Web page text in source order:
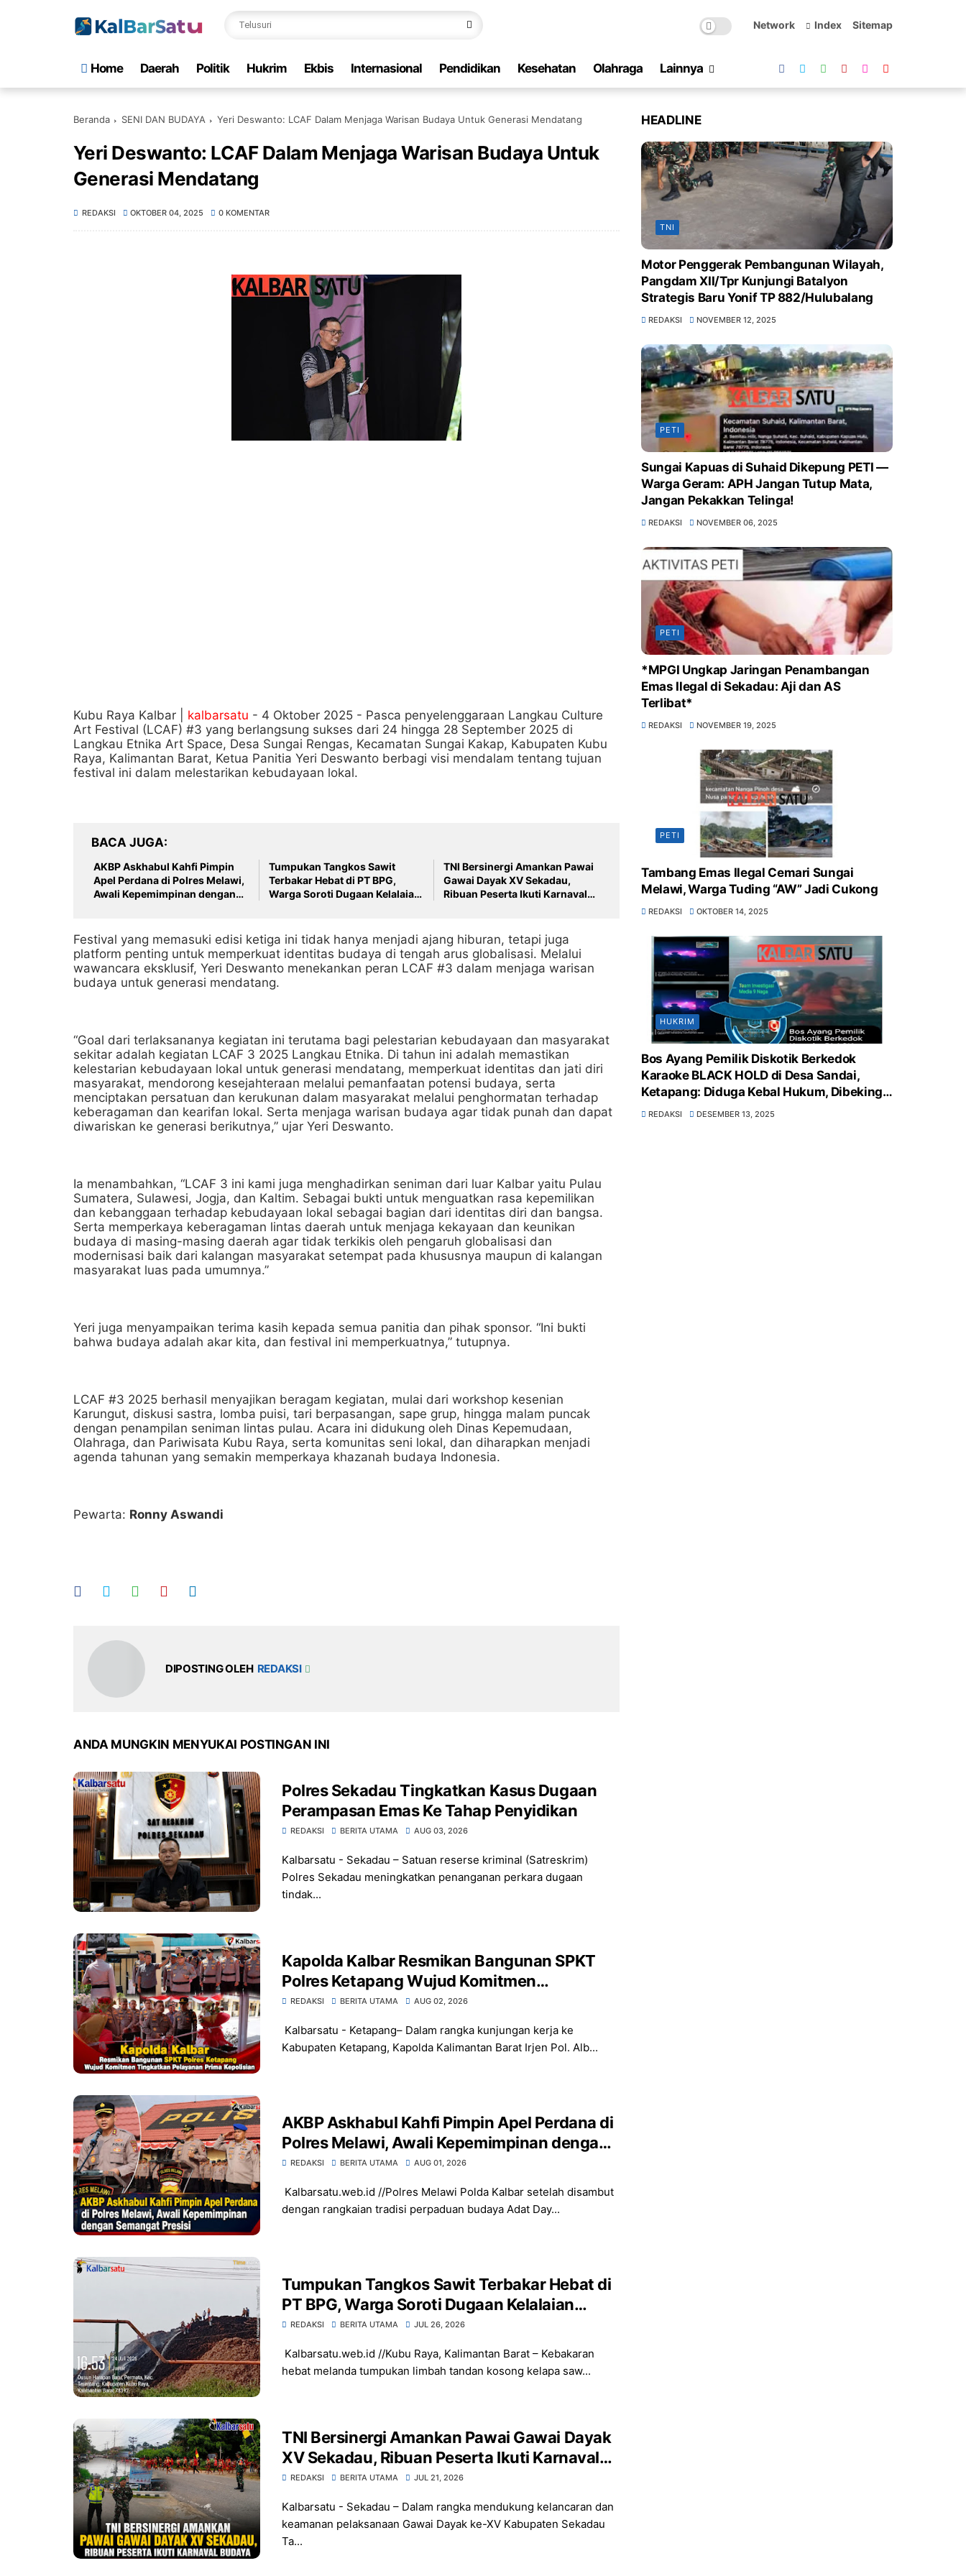
Network Index Sitemap
Home Daerah Politik Hukrim Ekbis Internasional Pendidikan Kesehatan Olahraga Lainnya
Beranda SENI DAN BUDAYA Yeri Deswanto: LCAF Dalam Menjaga Warisan Budaya Untuk Generasi Mendatang
Yeri Deswanto: LCAF Dalam Menjaga Warisan Budaya Untuk
Generasi Mendatang
REDAKSI OKTOBER 04, 2025 0 KOMENTAR
Kubu Raya Kalbar | kalbarsatu - 4 Oktober 2025 - Pasca penyelenggaraan Langkau Culture
Art Festival (LCAF) #3 yang berlangsung sukses dari 24 hingga 28 September 2025 di
Langkau Etnika Art Space, Desa Sungai Rengas, Kecamatan Sungai Kakap, Kabupaten Kubu
Raya, Kalimantan Barat, Ketua Panitia Yeri Deswanto berbagi visi mendalam tentang tujuan
festival ini dalam melestarikan kebudayaan lokal.
BACA JUGA
AKBP Askhabul Kahfi Pimpin
Apel Perdana di Polres Melawi,
Awali Kepemimpinan dengan
Tumpukan Tangkos Sawit
Terbakar Hebat di PT BPG,
Warga Soroti Dugaan Kelalaian
TNI Bersinergi Amankan Pawai
Gawai Dayak XV Sekadau,
Ribuan Peserta Ikuti Karnaval
Festival yang memasuki edisi ketiga ini tidak hanya menjadi ajang hiburan, tetapi juga
platform penting untuk memperkuat identitas budaya di tengah arus globalisasi. Melalui
wawancara eksklusif, Yeri Deswanto menekankan peran LCAF #3 dalam menjaga warisan
budaya untuk generasi mendatang.
“Goal dari terlaksananya kegiatan ini terutama bagi pelestarian kebudayaan dan masyarakat
sekitar adalah kegiatan LCAF 3 2025 Langkau Etnika. Di tahun ini adalah memastikan
kelestarian kebudayaan lokal untuk generasi mendatang, memperkuat identitas dan jati diri
masyarakat, mendorong kesejahteraan melalui pemanfaatan potensi budaya, serta
menciptakan persatuan dan kerukunan dalam masyarakat melalui penghormatan terhadap
keberagaman dan kearifan lokal. Serta menjaga warisan budaya agar tidak punah dan dapat
diwariskan ke generasi berikutnya,” ujar Yeri Deswanto.
Ia menambahkan, “LCAF 3 ini kami juga menghadirkan seniman dari luar Kalbar yaitu Pulau
Sumatera, Sulawesi, Jogja, dan Kaltim. Sebagai bukti untuk menguatkan rasa kepemilikan
dan kebanggaan terhadap kebudayaan lokal sebagai bagian dari identitas diri dan bangsa.
Serta memperkaya keberagaman lintas daerah untuk menjaga kekayaan dan keunikan
budaya di masing-masing daerah agar tidak terkikis oleh pengaruh globalisasi dan
modernisasi baik dari kalangan masyarakat setempat pada khususnya maupun di kalangan
masyarakat luas pada umumnya.”
Yeri juga menyampaikan terima kasih kepada semua panitia dan pihak sponsor. “Ini bukti
bahwa budaya adalah akar kita, dan festival ini memperkuatnya,” tutupnya.
LCAF #3 2025 berhasil menyajikan beragam kegiatan, mulai dari workshop kesenian
Karungut, diskusi sastra, lomba puisi, tari berpasangan, sape grup, hingga malam puncak
dengan penampilan seniman lintas pulau. Acara ini didukung oleh Dinas Kepemudaan,
Olahraga, dan Pariwisata Kubu Raya, serta komunitas seni lokal, dan diharapkan menjadi
agenda tahunan yang semakin memperkaya khazanah budaya Indonesia.
Pewarta: Ronny Aswandi
DIPOSTING OLEH REDAKSI
ANDA MUNGKIN MENYUKAI POSTINGAN INI
Polres Sekadau Tingkatkan Kasus Dugaan
Perampasan Emas Ke Tahap Penyidikan
REDAKSI BERITA UTAMA AUG 03, 2026
Kalbarsatu - Sekadau – Satuan reserse kriminal (Satreskrim)
Polres Sekadau meningkatkan penanganan perkara dugaan
tindak...
Kapolda Kalbar Resmikan Bangunan SPKT
Polres Ketapang Wujud Komitmen
Tingkatkan Pelayanan Prima Kepolisian
REDAKSI BERITA UTAMA AUG 02, 2026
Kalbarsatu - Ketapang– Dalam rangka kunjungan kerja ke
Kabupaten Ketapang, Kapolda Kalimantan Barat Irjen Pol. Alb...
AKBP Askhabul Kahfi Pimpin Apel Perdana di
Polres Melawi, Awali Kepemimpinan dengan
Semangat Presisi
REDAKSI BERITA UTAMA AUG 01, 2026
Kalbarsatu.web.id //Polres Melawi Polda Kalbar setelah disambut
dengan rangkaian tradisi perpaduan budaya Adat Day...
Tumpukan Tangkos Sawit Terbakar Hebat di
PT BPG, Warga Soroti Dugaan Kelalaian
Pengelolaan Limbah dan Dampak
Lingkungan
REDAKSI BERITA UTAMA JUL 26, 2026
Kalbarsatu.web.id //Kubu Raya, Kalimantan Barat – Kebakaran
hebat melanda tumpukan limbah tandan kosong kelapa saw...
TNI Bersinergi Amankan Pawai Gawai Dayak
XV Sekadau, Ribuan Peserta Ikuti Karnaval
Budaya
REDAKSI BERITA UTAMA JUL 21, 2026
Kalbarsatu - Sekadau – Dalam rangka mendukung kelancaran dan
keamanan pelaksanaan Gawai Dayak ke-XV Kabupaten Sekadau
Ta...
HEADLINE
TNI
Motor Penggerak Pembangunan Wilayah,
Pangdam XII/Tpr Kunjungi Batalyon
Strategis Baru Yonif TP 882/Hulubalang
REDAKSI NOVEMBER 12, 2025
PETI
Sungai Kapuas di Suhaid Dikepung PETI —
Warga Geram: APH Jangan Tutup Mata,
Jangan Pekakkan Telinga!
REDAKSI NOVEMBER 06, 2025
PETI
*MPGI Ungkap Jaringan Penambangan
Emas Ilegal di Sekadau: Aji dan AS
Terlibat*
REDAKSI NOVEMBER 19, 2025
PETI
Tambang Emas Ilegal Cemari Sungai
Melawi, Warga Tuding “AW” Jadi Cukong
REDAKSI OKTOBER 14, 2025
HUKRIM
Bos Ayang Pemilik Diskotik Berkedok
Karaoke BLACK HOLD di Desa Sandai,
Ketapang: Diduga Kebal Hukum, Dibekingi
Polsek Sandai, Pemerintah Desa &
REDAKSI DESEMBER 13, 2025